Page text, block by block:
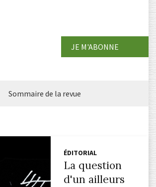
JE M'ABONNE
Sommaire de la revue
ÉDITORIAL
La question
d'un ailleurs